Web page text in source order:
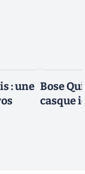
: une Bose
casque